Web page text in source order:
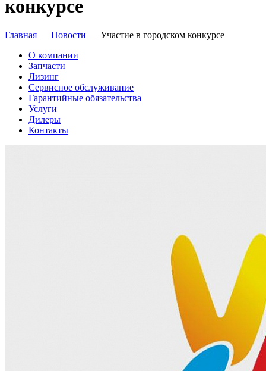
конкурсе
Главная — Новости — Участие в городском конкурсе
О компании
Запчасти
Лизинг
Сервисное обслуживание
Гарантийные обязательства
Услуги
Дилеры
Контакты